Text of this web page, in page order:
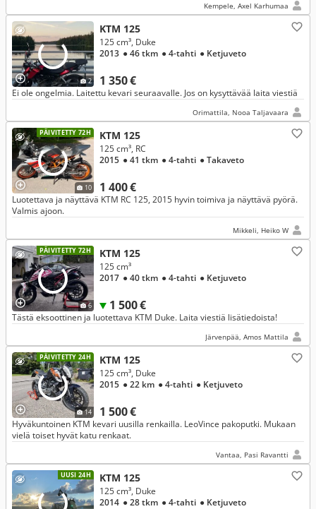
Kempele, Axel Karhumaa
2
KTM 125
1 350 €
125 cm³, Duke
2013 ● 46 tkm ● 4-tahti ● Ketjuveto
Ei ole ongelmia. Laitettu kevari seuraavalle. Jos on kysyttävää laita viestiä
Orimattila, Nooa Taljavaara
PÄIVITETTY 72H
10
KTM 125
1 400 €
125 cm³, RC
2015 ● 41 tkm ● 4-tahti ● Takaveto
Luotettava ja näyttävä KTM RC 125, 2015 hyvin toimiva ja näyttävä pyörä.
Valmis ajoon.
Mikkeli, Heiko W
PÄIVITETTY 72H
6
KTM 125
1 500 €
125 cm³
2017 ● 40 tkm ● 4-tahti ● Ketjuveto
Tästä eksoottinen ja luotettava KTM Duke. Laita viestiä lisätiedoista!
Järvenpää, Amos Mattila
PÄIVITETTY 24H
14
KTM 125
1 500 €
125 cm³, Duke
2015 ● 22 km ● 4-tahti ● Ketjuveto
Hyväkuntoinen KTM kevari uusilla renkailla. LeoVince pakoputki. Mukaan
vielä toiset hyvät katu renkaat.
Vantaa, Pasi Ravantti
UUSI 24H KTM 125
125 cm³, Duke
2014 ● 28 tkm ● 4-tahti ● Ketjuveto